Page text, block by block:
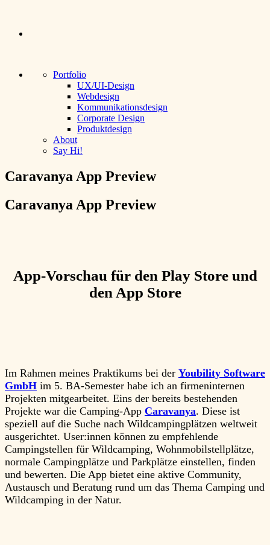
Portfolio
UX/UI-Design
Webdesign
Kommunikationsdesign
Corporate Design
Produktdesign
About
Say Hi!
Caravanya App Preview
Caravanya App Preview
App-Vorschau für den Play Store und
den App Store
Im Rahmen meines Praktikums bei der Youbility Software
GmbH im 5. BA-Semester habe ich an firmeninternen
Projekten mitgearbeitet. Eins der bereits bestehenden
Projekte war die Camping-App Caravanya. Diese ist
speziell auf die Suche nach Wildcampingplätzen weltweit
ausgerichtet. User:innen können zu empfehlende
Campingstellen für Wildcamping, Wohnmobilstellplätze,
normale Campingplätze und Parkplätze einstellen, finden
und bewerten. Die App bietet eine aktive Community,
Austausch und Beratung rund um das Thema Camping und
Wildcamping in der Natur.